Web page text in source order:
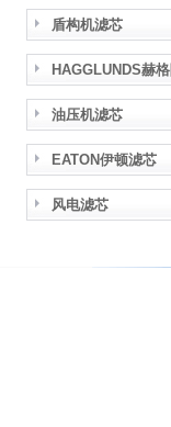
盾构机滤芯
HAGGLUNDS赫格
油压机滤芯
EATON伊顿滤芯
风电滤芯